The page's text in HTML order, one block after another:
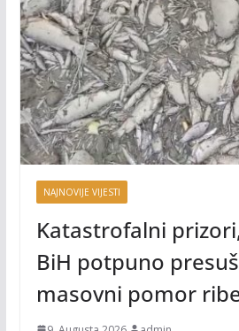
NAJNOVIJE VIJESTI
Katastrofalni
BiH potpuno
masovni pomor